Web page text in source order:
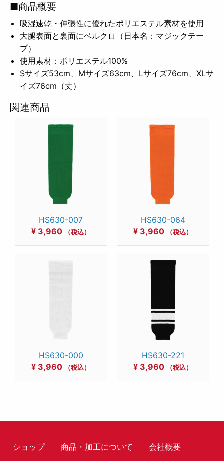
■商品概要
吸湿速乾・伸張性に優れたポリエステル素材を使用
大腿表面と裏面にベルクロ（日本名：マジックテー
プ）
使用素材：ポリエステル100%
Sサイズ53cm、Mサイズ63cm、Lサイズ76cm、XLサ
イズ76cm（丈）
関連商品
HS630-007
¥ 3,960 （税込）
HS630-064
¥ 3,960 （税込）
HS630-000
¥ 3,960 （税込）
HS630-221
¥ 3,960 （税込）
ショップ 商品・加工について 会社概要